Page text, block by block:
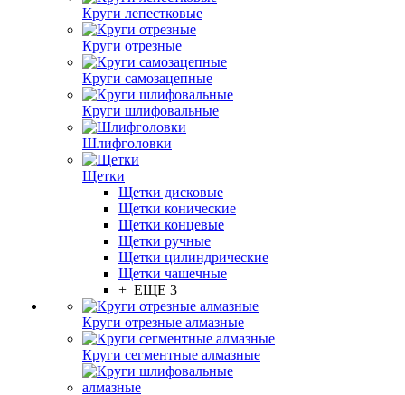
Круги лепестковые
Круги отрезные
Круги самозацепные
Круги шлифовальные
Шлифголовки
Щетки
Щетки дисковые
Щетки конические
Щетки концевые
Щетки ручные
Щетки цилиндрические
Щетки чашечные
+ ЕЩЕ 3
Круги отрезные алмазные
Круги сегментные алмазные